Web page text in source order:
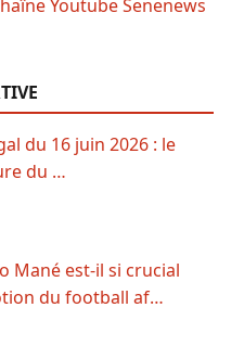
du 16 juin 2026 : le
du …
Mané est-il si crucial
du football af…